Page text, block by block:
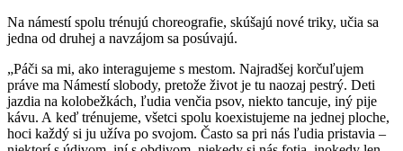
Na námestí spolu trénujú choreografie, skúšajú nové triky, učia sa
jedna od druhej a navzájom sa posúvajú.
„Páči sa mi, ako interagujeme s mestom. Najradšej korčuľujem
práve ma Námestí slobody, pretože život je tu naozaj pestrý. Deti
jazdia na kolobežkách, ľudia venčia psov, niekto tancuje, iný pije
kávu. A keď trénujeme, všetci spolu koexistujeme na jednej ploche,
hoci každý si ju užíva po svojom. Často sa pri nás ľudia pristavia –